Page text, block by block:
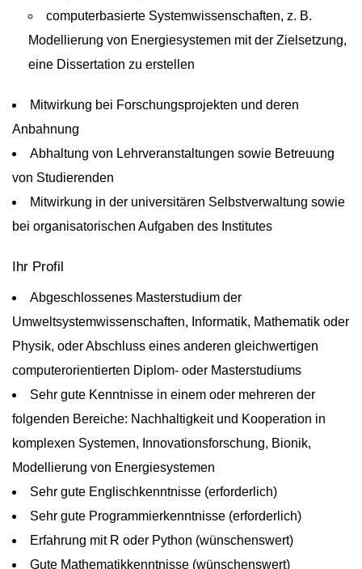
computerbasierte Systemwissenschaften, z. B.
Modellierung von Energiesystemen mit der Zielsetzung,
eine Dissertation zu erstellen
Mitwirkung bei Forschungsprojekten und deren
Anbahnung
Abhaltung von Lehrveranstaltungen sowie Betreuung
von Studierenden
Mitwirkung in der universitären Selbstverwaltung sowie
bei organisatorischen Aufgaben des Institutes
Ihr Profil
Abgeschlossenes Masterstudium der
Umweltsystemwissenschaften, Informatik, Mathematik oder
Physik, oder Abschluss eines anderen gleichwertigen
computerorientierten Diplom- oder Masterstudiums
Sehr gute Kenntnisse in einem oder mehreren der
folgenden Bereiche: Nachhaltigkeit und Kooperation in
komplexen Systemen, Innovationsforschung, Bionik,
Modellierung von Energiesystemen
Sehr gute Englischkenntnisse (erforderlich)
Sehr gute Programmierkenntnisse (erforderlich)
Erfahrung mit R oder Python (wünschenswert)
Gute Mathematikkenntnisse (wünschenswert)